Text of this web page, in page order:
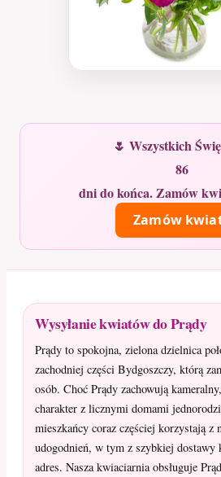
🌷 Wszystkich
86
dni do końca. Zamów
Zamów
Wysyłanie kwiatów do Prądy
Prądy to spokojna, zielona dzielnica
zachodniej części Bydgoszczy, którą
osób. Choć Prądy zachowują
charakter z licznymi domami
mieszkańcy coraz częściej korzystają z
udogodnień, w tym z szybkiej dostawy
adres. Nasza kwiaciarnia obsługuje